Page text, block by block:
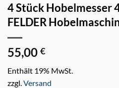
4 Stück Hobelmesser
FELDER
55,00 €
Enthält 19% MwSt.
zzgl. Versand